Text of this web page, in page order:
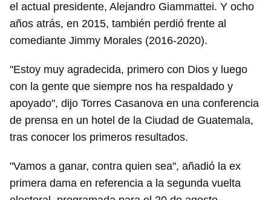
el actual presidente, Alejandro Giammattei. Y ocho
años atrás, en 2015, también perdió frente al
comediante Jimmy Morales (2016-2020).
"Estoy muy agradecida, primero con Dios y luego
con la gente que siempre nos ha respaldado y
apoyado", dijo Torres Casanova en una conferencia
de prensa en un hotel de la Ciudad de Guatemala,
tras conocer los primeros resultados.
"Vamos a ganar, contra quien sea", añadió la ex
primera dama en referencia a la segunda vuelta